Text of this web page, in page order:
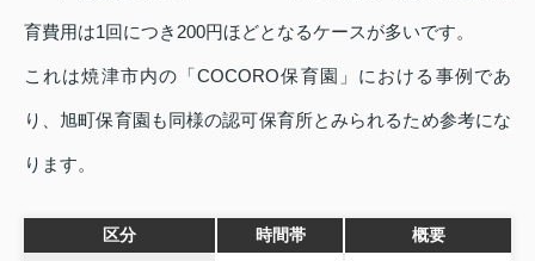
育費用は1回につき200円ほどとなるケースが多いです。
これは焼津市内の「COCORO保育園」における事例であ
り、旭町保育園も同様の認可保育所とみられるため参考にな
ります。
区分 時間帯 概要